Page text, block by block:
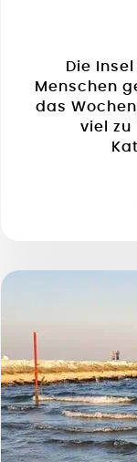
Die
Menschen
das
viel zu